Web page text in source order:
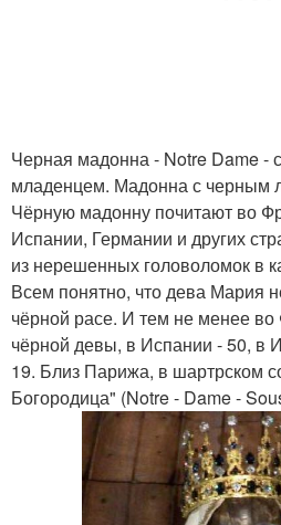
Черная мадонна - Notre Dame -
младенцем. Мадонна с черным
Чёрную мадонну почитают во
Испании, Германии и других
из нерешенных головоломок в
Всем понятно, что дева Мария
чёрной расе. И тем не менее во
чёрной девы, в Испании - 50, в
19. Близ Парижа, в шартрском
Богородица" (Notre - Dame -